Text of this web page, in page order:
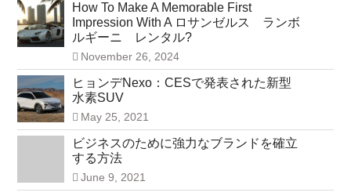
How To Make A Memorable First
Impression With A ロサンゼルス ランボ
ルギーニ レンタル?
November 26, 2024
ヒョンデNexo：CESで発表された新型
水素SUV
May 25, 2021
ビジネスのために強力なブランドを確立
する方法
June 9, 2021